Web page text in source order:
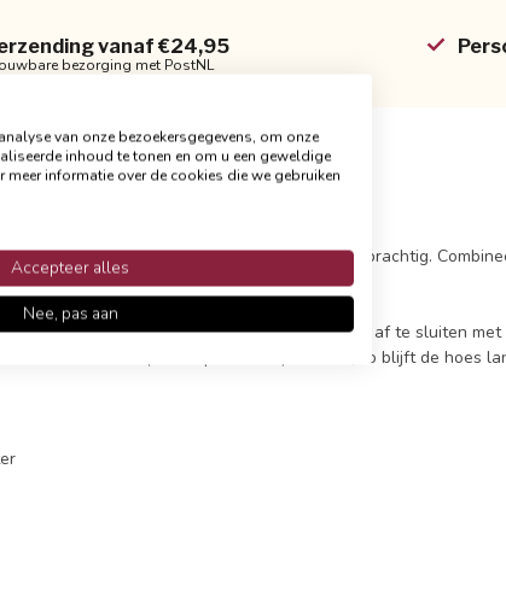
vanaf €24,95
bezorging met PostNL
uitstraling, deze luxe velvet stof met motief is prachtig.
zijn egaal van kleur, voelen zacht aan en
is af te sluiten
een milde manier (liefst op de hand) wassen, zo blijft de hoes
van onze bezoekersgegevens, om onze
inhoud te tonen en om u een geweldige
informatie over de cookies die we gebruiken
Accepteer alles
Nee, pas aan